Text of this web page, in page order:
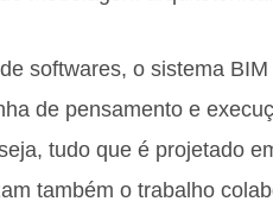
softwares, o sistema
de pensamento e
tudo que é projetado
também o trabalho